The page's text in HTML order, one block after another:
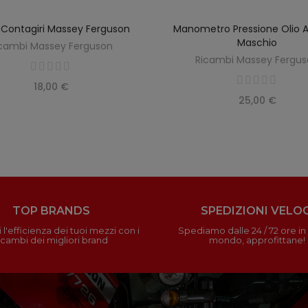
SCOPRIRE
Massey Ferguson
Massey Ferguson
18,00 €
SCOPRIRE
Manometro Pressione Olio
Maschio
Ricambi Massey
25,00 €
TOP BRANDS
l'efficienza dei tuoi mezzi con i
dei migliori brand
SPEDIZIONI
Spediamo dalle 24 / 72 ore
mondo, approfittane!